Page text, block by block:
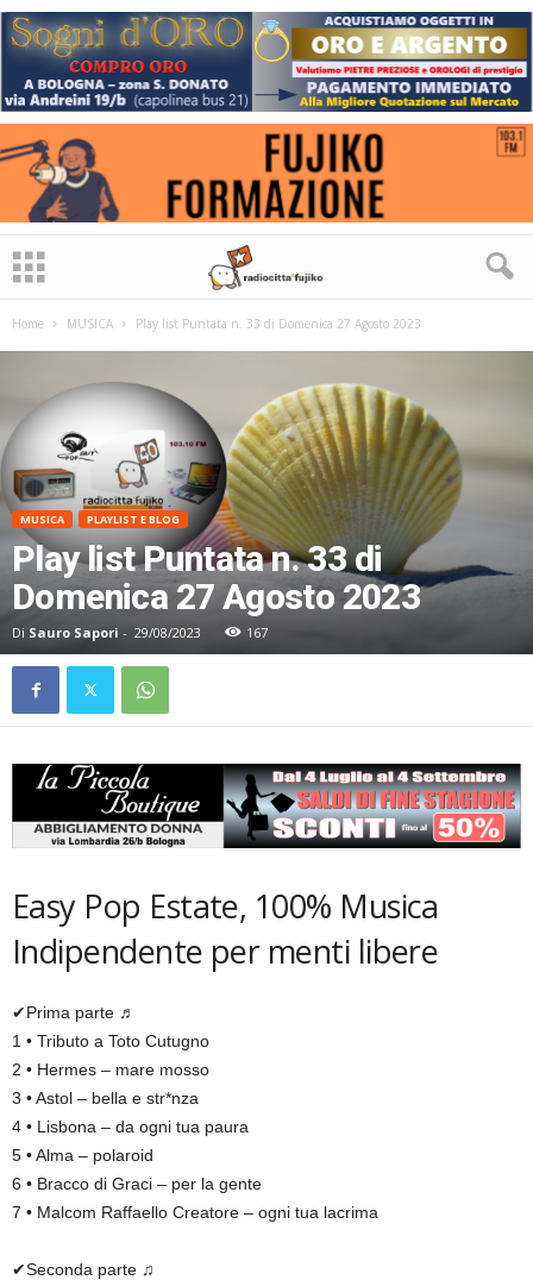
Home MUSICA Play list Puntata n. 33 di Domenica 27 Agosto 2023
MUSICA PLAYLIST E BLOG
Play list Puntata n. 33 di
Domenica 27 Agosto 2023
Di Sauro Sapori - 29/08/2023 167
Easy Pop Estate, 100% Musica
Indipendente per menti libere
✔Prima parte ♬
1 • Tributo a Toto Cutugno
2 • Hermes – mare mosso
3 • Astol – bella e str*nza
4 • Lisbona – da ogni tua paura
5 • Alma – polaroid
6 • Bracco di Graci – per la gente
7 • Malcom Raffaello Creatore – ogni tua lacrima
✔Seconda parte ♫